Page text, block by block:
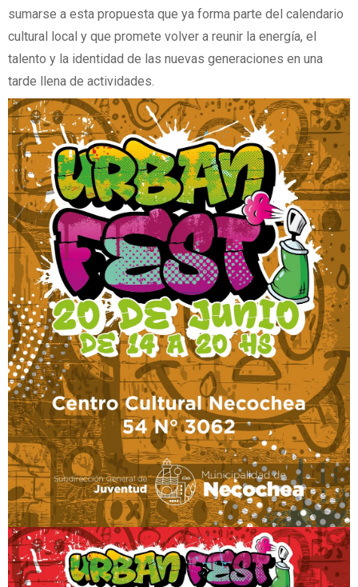
sumarse a esta propuesta que ya forma parte del calendario
cultural local y que promete volver a reunir la energía, el
talento y la identidad de las nuevas generaciones en una
tarde llena de actividades.